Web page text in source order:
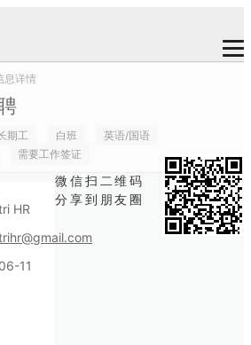
息详情
期工 白班
英语/国语
需要工作签证
微信扫二维码
分享到朋友圈
HR
11